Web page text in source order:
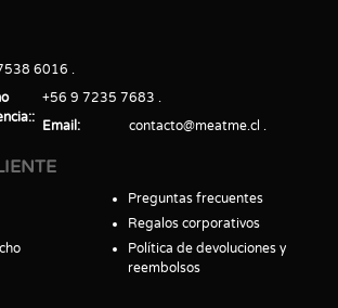
6016
+56 9 7235 7683
Email
contacto@meatme.cl
Preguntas frecuentes
Regalos corporativos
Política de devoluciones y
reembolsos